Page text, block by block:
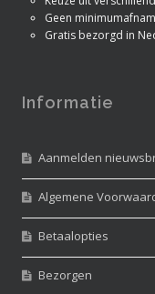
Geen
Gratis bezorgd in
Informatie
Aanmelden
Algemene
Betaalopties
Bezorgen